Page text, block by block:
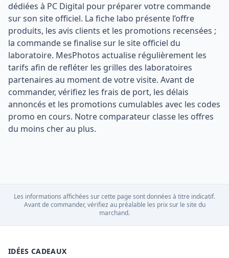
dédiées à PC Digital pour préparer votre commande
sur son site officiel. La fiche labo présente l’offre
produits, les avis clients et les promotions recensées ;
la commande se finalise sur le site officiel du
laboratoire. MesPhotos actualise régulièrement les
tarifs afin de refléter les grilles des laboratoires
partenaires au moment de votre visite. Avant de
commander, vérifiez les frais de port, les délais
annoncés et les promotions cumulables avec les codes
promo en cours. Notre comparateur classe les offres
du moins cher au plus.
Les informations affichées sur cette page sont données à titre indicatif.
Avant de commander, vérifiez au préalable les prix sur le site du
marchand.
IDÉES CADEAUX